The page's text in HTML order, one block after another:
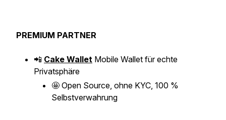
PREMIUM PARTNER
📲 Cake Wallet Mobile Wallet für echte
Privatsphäre
🤩 Open Source, ohne KYC, 100 %
Selbstverwahrung